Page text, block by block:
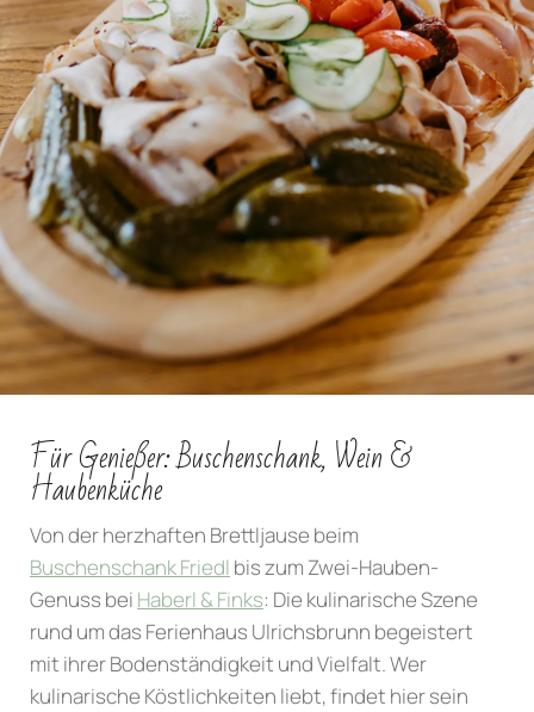
Für Genießer: Buschenschank, Wein &
Haubenküche
Von der herzhaften Brettljause beim
Buschenschank Friedl bis zum Zwei-Hauben-
Genuss bei Haberl & Finks: Die kulinarische Szene
rund um das Ferienhaus Ulrichsbrunn begeistert
mit ihrer Bodenständigkeit und Vielfalt. Wer
kulinarische Köstlichkeiten liebt, findet hier sein